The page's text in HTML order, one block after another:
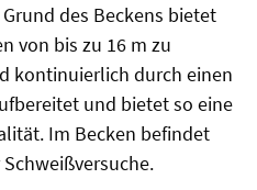
des Beckens bietet
von bis zu 16 m zu
kontinuierlich durch einen
und bietet so eine
Im Becken befindet